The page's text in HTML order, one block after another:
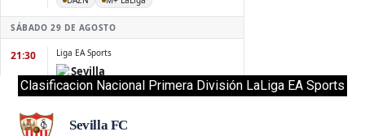
Clasificacion Nacional Primera División LaLiga EA Sports